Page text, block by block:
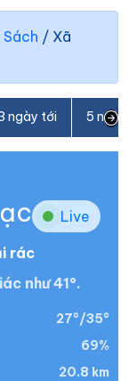
Sách / Xã
ngày tới 5
Live
rác
như 41°.
27°/35°
69%
20.8 km